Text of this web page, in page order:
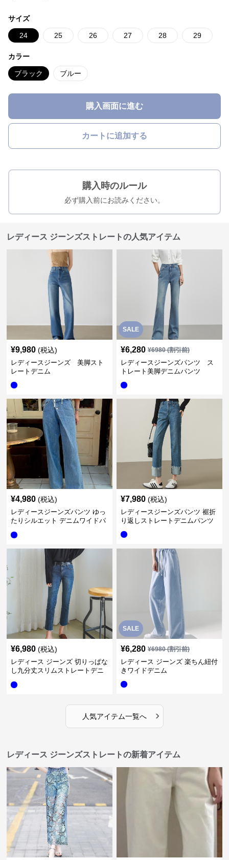
サイズ
24 25 26 27 28 29
カラー
ブラック ブルー
購入画面に進む
カートに追加する
購入時のルール
必ず購入前にお読みください。
レディース ジーンズストレートの人気アイテム
¥9,980 (税込)
レディースジーンズ 美脚スト
レートデニム
SALE
¥6,280 ¥6980(割引前)
レディースジーンズパンツ ス
トレート美脚デニムパンツ
¥4,980 (税込)
レディースジーンズパンツ ゆっ
たりシルエット デニムワイドパ
¥7,980 (税込)
レディースジーンズパンツ 裾折
り返しストレートデニムパンツ
¥6,980 (税込)
レディース ジーンズ 切りっぱな
し九分丈スリムストレートデニ
SALE
¥6,280 ¥6980(割引前)
レディース ジーンズ 楽ちん紐付
きワイドデニム
人気アイテム一覧へ ›
レディース ジーンズストレートの新着アイテム